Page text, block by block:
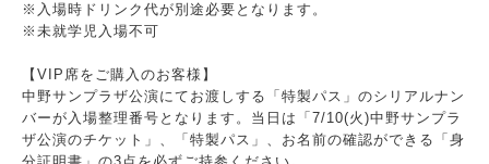
※入場時ドリンク代が別途必要となります。
※未就学児入場不可
【VIP席をご購入のお客様】
中野サンプラザ公演にてお渡しする「特製パス」のシリアルナン
バーが入場整理番号となります。当日は「7/10(火)中野サンプラ
ザ公演のチケット」、「特製パス」、お名前の確認ができる「身